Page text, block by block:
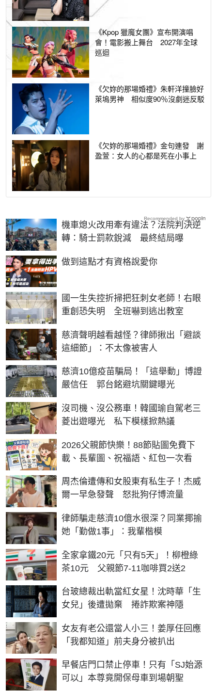
《Kpop 獵魔女團》宣布開演唱
會！電影搬上舞台 2027年全球
巡迴
《欠妳的那場婚禮》朱軒洋撞臉好
萊塢男神 相似度90％沒劇迷反駁
《欠妳的那場婚禮》金句連發 謝
盈萱：女人的心都是死在小事上
機車熄火改用牽有違法？法院判決逆
轉：騎士罰款銳減 最終結局曝
做到這點才有資格說愛你
PR
國一生失控折掃把狂刺女老師！右眼
重創恐失明 全班嚇到逃出教室
慈濟聲明越看越怪？律師揪出「避談
這細節」：不太像被害人
慈濟10億疫苗騙局！「這舉動」博證
嚴信任 郭台銘避坑關鍵曝光
沒司機、沒公務車！韓國瑜自駕老三
菱出遊曝光 私下模樣掀熱議
2026父親節快樂！88節貼圖免費下
載、長輩圖、祝福語、紅包一次看
周杰倫遭傳和女股東有私生子！杰威
爾一早急發聲 怒批狗仔博流量
律師騙走慈濟10億水很深？同業揶揄
她「勤做1事」：我輩楷模
全家拿鐵20元「只有5天」！柳橙綠
茶10元 父親節7-11咖啡買2送2
台玻總裁出軌當紅女星！沈時華「生
女兒」後遭拋棄 捲詐欺案神隱
女友有老公還當人小三！姜厚任回應
「我都知道」前夫身分被扒出
早餐店門口禁止停車！只有「SJ始源
可以」本尊竟開保母車到場朝聖
Recommended by